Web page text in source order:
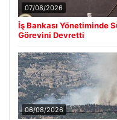
07/08/2026
İş Bankası Yönetiminde
Görevini Devretti
06/08/2026